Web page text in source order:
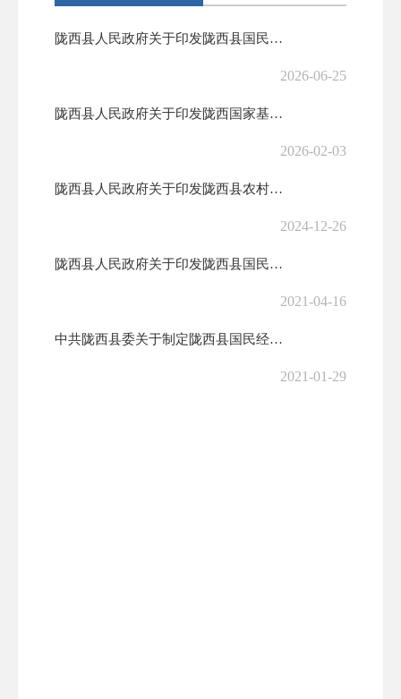
陇西县人民政府关于印发陇西县国民经济和社会发展第十五个五年规划纲要的...
2026-06-25
陇西县人民政府关于印发陇西国家基本气象站气象探测环境保护专项规划的通...
2026-02-03
陇西县人民政府关于印发陇西县农村公路村道网调整规划（2022-203...
2024-12-26
陇西县人民政府关于印发陇西县国民经济和社会发展第十四个五年规划和二〇...
2021-04-16
中共陇西县委关于制定陇西县国民经济和社会发展第十四个五年规划和二〇三...
2021-01-29